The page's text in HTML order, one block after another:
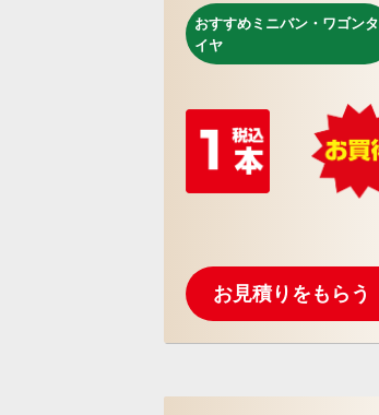
おすすめミニバン・ワゴンタ
イヤ
お見積りをもらう